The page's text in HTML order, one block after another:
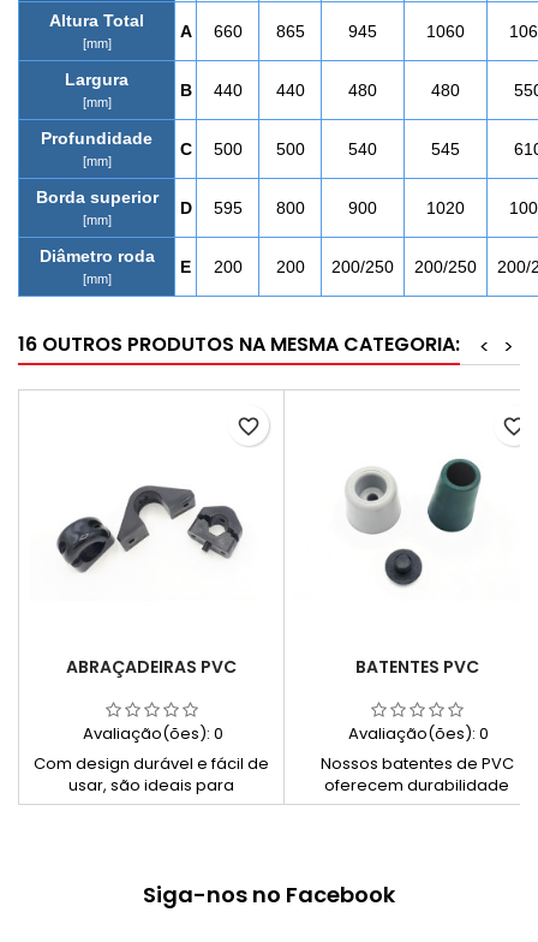
Altura Total
[mm]
A 660 865 945 1060
Largura
[mm]
B 440 440 480 480
Profundidade
[mm]
C 500 500 540 545
Borda superior
[mm]
D 595 800 900 1020
Diâmetro roda
[mm]
E 200 200 200/250 200/250 200/
16 OUTROS PRODUTOS NA MESMA CATEGORIA: >
<
ABRAÇADEIRAS PVC
Avaliação(ões): 0
Com design durável e fácil de
usar, são ideais para
organizar e fixar cabos, tubos
de organização e
manutenção.
favorite_border
BATENTES PVC
Avaliação(ões): 0
Nossos batentes de PVC
oferecem durabilidade
excepcional e versatilidade
proporcionam proteção
favorite_border
Siga-nos no Facebook